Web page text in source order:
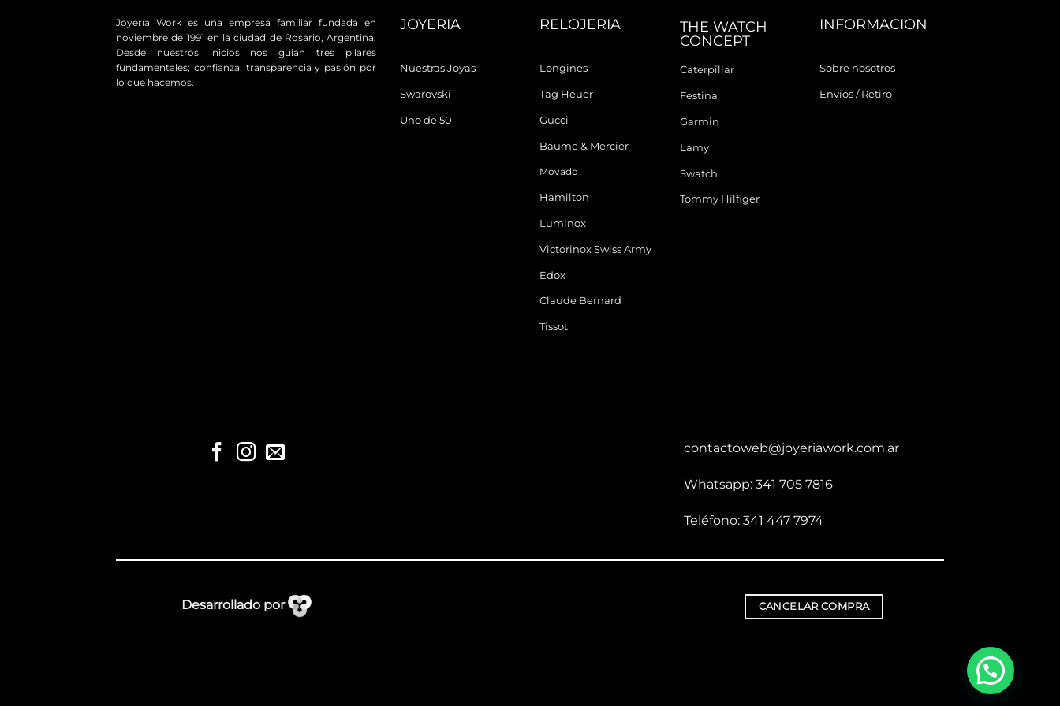
Joyería Work es una empresa familiar fundada en
noviembre de 1991 en la ciudad de Rosario, Argentina.
Desde nuestros inicios nos guian tres pilares
fundamentales; confianza, transparencia y pasión por
lo que hacemos.
JOYERIA
Nuestras Joyas
Swarovski
Uno de 50
RELOJERIA
Longines
Tag Heuer
Gucci
Baume & Mercier
Movado
Hamilton
Luminox
Victorinox Swiss Army
Edox
Claude Bernard
Tissot
THE WATCH
CONCEPT
Caterpillar
Festina
Garmin
Lamy
Swatch
Tommy Hilfiger
INFORMACION
Sobre nosotros
Envios / Retiro
contactoweb@joyeriawork.com.ar
Whatsapp: 341 705 7816
Teléfono: 341 447 7974
Desarrollado por CANCELAR COMPRA